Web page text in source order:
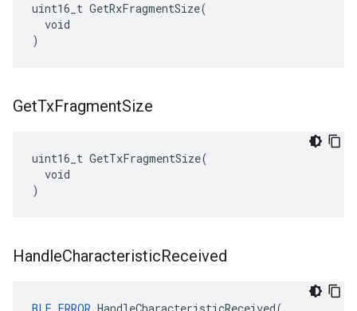
uint16_t GetRxFragmentSize(
  void
)
GetTxFragmentSize
uint16_t GetTxFragmentSize(
  void
)
HandleCharacteristicReceived